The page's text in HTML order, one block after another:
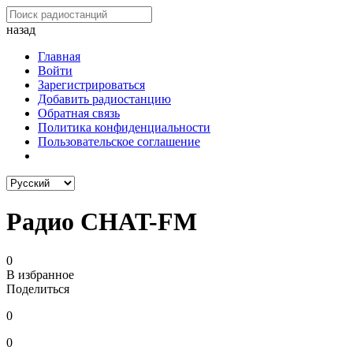
назад
Главная
Войти
Зарегистрироваться
Добавить радиостанцию
Обратная связь
Политика конфиденциальности
Пользовательское соглашение
Радио CHAT-FM
0
В избранное
Поделиться
0
0